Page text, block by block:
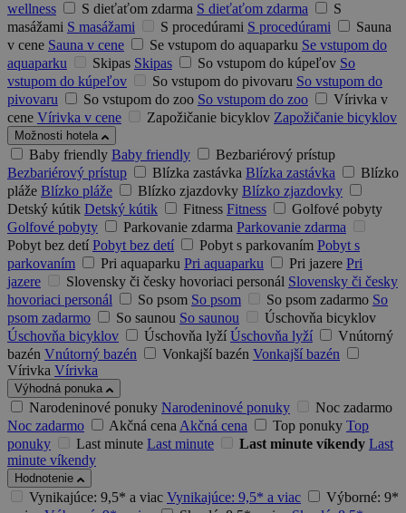
wellness
S dieťaťom zdarma S dieťaťom zdarma
S
masážami S masážami S procedúrami S procedúrami
Sauna
v cene Sauna v cene Se vstupom do aquaparku Se vstupom do
aquaparku
Skipas Skipas So vstupom do kúpeľov So
vstupom do kúpeľov
So vstupom do pivovaru So vstupom do
pivovaru
So vstupom do zoo So vstupom do zoo
Vírivka v
cene Vírivka v cene Zapožičanie bicyklov Zapožičanie bicyklov
Možnosti hotela
Baby friendly Baby friendly
Bezbariérový prístup
Bezbariérový prístup
Blízka zastávka Blízka zastávka
Blízko
pláže Blízko pláže Blízko zjazdovky Blízko zjazdovky
Detský kútik Detský kútik Fitness Fitness
Golfové pobyty
Golfové pobyty
Parkovanie zdarma Parkovanie zdarma
Pobyt bez detí Pobyt bez detí Pobyt s parkovaním Pobyt s
parkovaním
Pri aquaparku Pri aquaparku Pri jazere Pri
jazere
Slovensky či česky hovoriaci personál Slovensky či česky
hovoriaci personál
So psom So psom So psom zadarmo So
psom zadarmo
So saunou So saunou
Úschovňa bicyklov
Úschovňa bicyklov
Úschovňa lyží Úschovňa lyží
Vnútorný
bazén Vnútorný bazén Vonkajší bazén Vonkajší bazén
Vírivka Vírivka
Výhodná ponuka
Narodeninové ponuky Narodeninové ponuky
Noc zadarmo
Noc zadarmo
Akčná cenaAkčná cena Top ponuky Top
ponuky
Last minute Last minute Last minute víkendy Last
minute víkendy
Hodnotenie
Vynikajúce: 9,5* a viac Vynikajúce: 9,5* a viac
Výborné: 9*